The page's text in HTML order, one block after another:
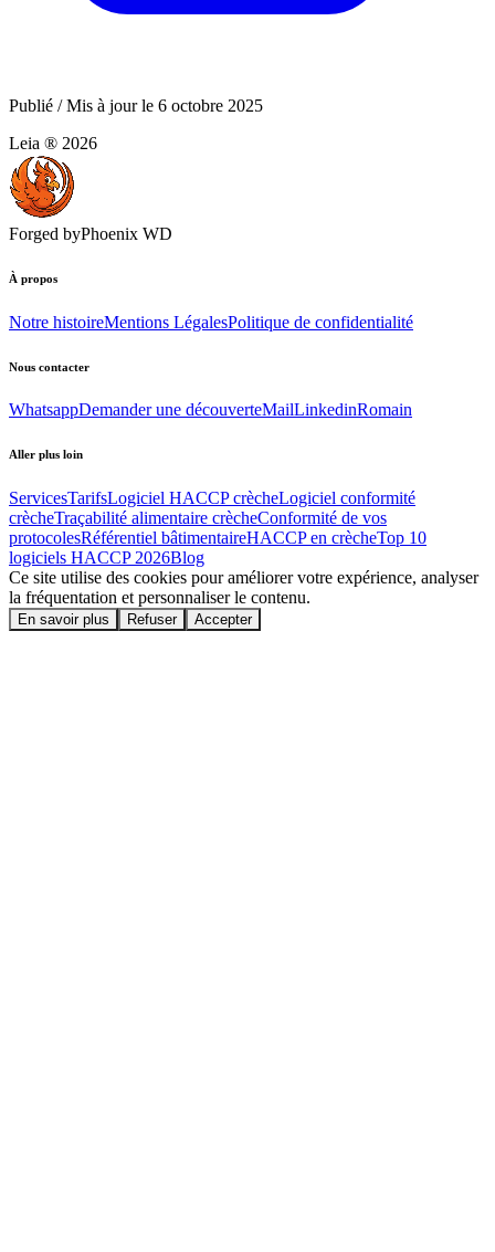
Publié / Mis à jour le 6 octobre 2025
Leia ® 2026
Forged byPhoenix WD
À propos
Notre histoireMentions LégalesPolitique de confidentialité
Nous contacter
WhatsappDemander une découverteMailLinkedinRomain
Aller plus loin
ServicesTarifsLogiciel HACCP crècheLogiciel conformité
crècheTraçabilité alimentaire crècheConformité de vos
protocolesRéférentiel bâtimentaireHACCP en crècheTop 10
logiciels HACCP2026Blog
Ce site utilise des cookies pour améliorer votre expérience, analyser
la fréquentation et personnaliser le contenu.
En savoir plus Refuser Accepter